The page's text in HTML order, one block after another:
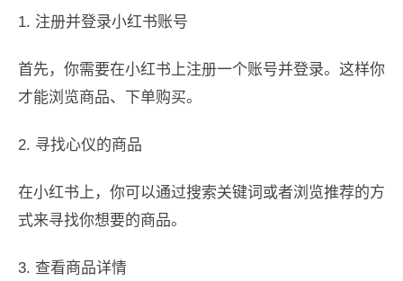
1. 注册并登录小红书账号
首先，你需要在小红书上注册一个账号并登录。这样你
才能浏览商品、下单购买。
2. 寻找心仪的商品
在小红书上，你可以通过搜索关键词或者浏览推荐的方
式来寻找你想要的商品。
3. 查看商品详情